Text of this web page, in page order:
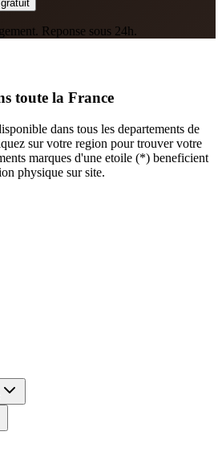
Reponse sous 24h.
toute la France
dans tous les departements de
sur votre region pour trouver votre
marques d'une etoile (*) beneficient
physique sur site.